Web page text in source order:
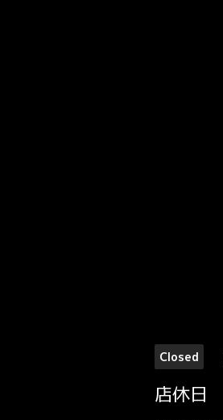
Closed
店休日